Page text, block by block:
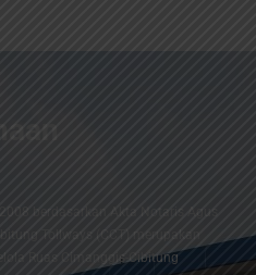
berdasarkan Akta Notaris Agus
Tollways (CCT) merupakan
Ruas Cimanggis-Cibitung